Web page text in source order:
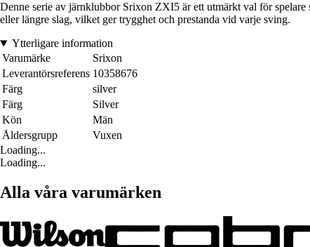
Denne serie av järnklubbor Srixon ZXI5 är ett utmärkt val för
eller längre slag, vilket ger trygghet och prestanda vid varje sving.
Ytterligare information
Varumärke
Srixon
Leverantörsreferens 10358676
Färg
silver
Färg
Silver
Kön
Män
Åldersgrupp
Vuxen
Loading...
Loading...
Alla våra varumärken